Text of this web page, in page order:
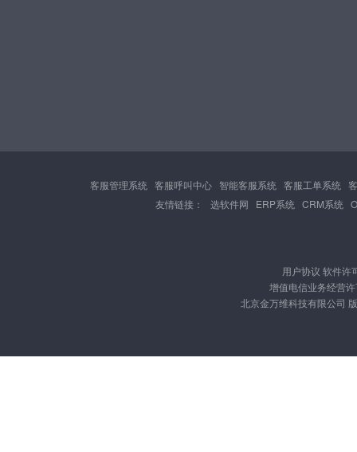
客服管理系统 客服呼叫中心 智能客服系统 客服工单系统
友情链接：
选软件网 ERP系统 CRM系统
用户协议 软件许
增值电信业务经营
北京金万维科技有限公司